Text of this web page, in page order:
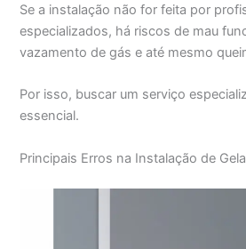
Se a instalação não for feita por
especializados, há riscos de mau
vazamento de gás e até mesmo
Por isso, buscar um serviço
essencial.
Principais Erros na Instalação de